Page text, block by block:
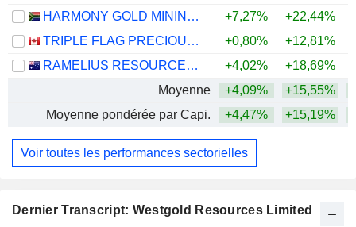
Dernier Transcript: Westgold Resources Limited
HARMONY GOLD MINING COMPANY LIMITED
+7,27% +22,44%
TRIPLE FLAG PRECIOUS METALS CORP.
+0,80% +12,81%
RAMELIUS RESOURCES LIMITED
+4,02% +18,69%
Moyenne
+4,09% +15,55%
Moyenne pondérée par Capi.
+4,47% +15,19%
Voir toutes les performances sectorielles